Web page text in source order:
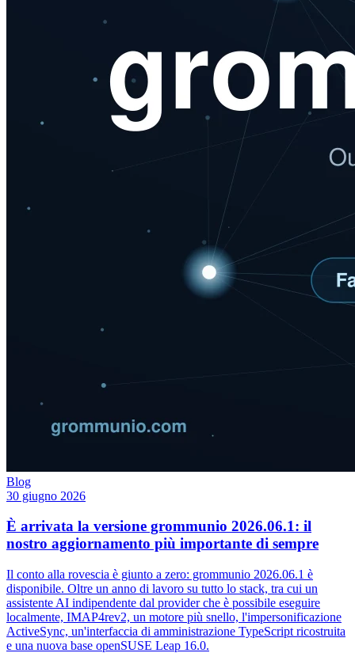
Blog
30 giugno 2026
È arrivata la versione grommunio 2026.06.1: il
nostro aggiornamento più importante di sempre
Il conto alla rovescia è giunto a zero: grommunio 2026.06.1 è
disponibile. Oltre un anno di lavoro su tutto lo stack, tra cui un
assistente AI indipendente dal provider che è possibile eseguire
localmente, IMAP4rev2, un motore più snello, l'impersonificazione
ActiveSync, un'interfaccia di amministrazione TypeScript ricostruita
e una nuova base openSUSE Leap 16.0.